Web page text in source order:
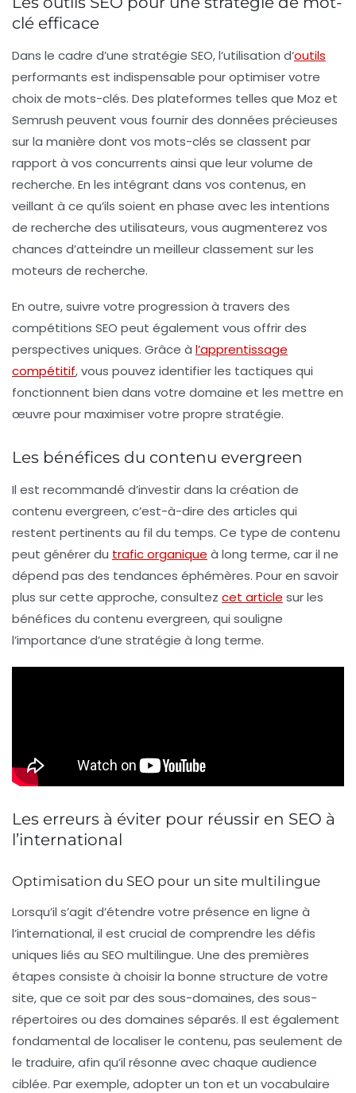
clé efficace
Dans le cadre d’une stratégie SEO, l’utilisation d’outils
performants est indispensable pour optimiser votre
choix de mots-clés. Des plateformes telles que Moz et
Semrush peuvent vous fournir des données précieuses
sur la manière dont vos mots-clés se classent par
rapport à vos concurrents ainsi que leur volume de
recherche. En les intégrant dans vos contenus, en
veillant à ce qu’ils soient en phase avec les intentions
de recherche des utilisateurs, vous augmenterez vos
chances d’atteindre un meilleur classement sur les
moteurs de recherche.
En outre, suivre votre progression à travers des
compétitions SEO peut également vous offrir des
perspectives uniques. Grâce à l’apprentissage
compétitif, vous pouvez identifier les tactiques qui
fonctionnent bien dans votre domaine et les mettre en
œuvre pour maximiser votre propre stratégie.
Les bénéfices du contenu evergreen
Il est recommandé d’investir dans la création de
contenu evergreen, c’est-à-dire des articles qui
restent pertinents au fil du temps. Ce type de contenu
peut générer du trafic organique à long terme, car il ne
dépend pas des tendances éphémères. Pour en savoir
plus sur cette approche, consultez cet article sur les
bénéfices du contenu evergreen, qui souligne
l’importance d’une stratégie à long terme.
Les erreurs à éviter pour réussir en SEO à
l’international
Optimisation du SEO pour un site multilingue
Lorsqu’il s’agit d’étendre votre présence en ligne à
l’international, il est crucial de comprendre les défis
uniques liés au SEO multilingue. Une des premières
étapes consiste à choisir la bonne structure de votre
site, que ce soit par des sous-domaines, des sous-
répertoires ou des domaines séparés. Il est également
fondamental de localiser le contenu, pas seulement de
le traduire, afin qu’il résonne avec chaque audience
ciblée. Par exemple, adopter un ton et un vocabulaire